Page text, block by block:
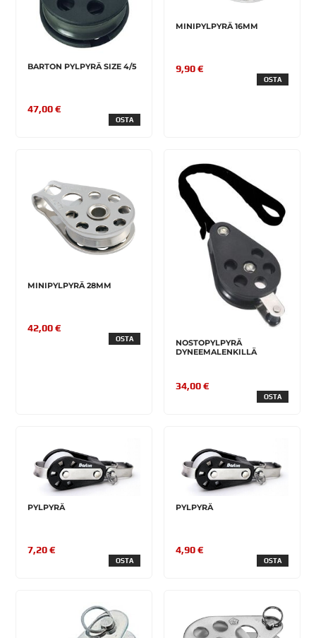
BARTON PYLPYRÄ SIZE 4/5
47,00 €
OSTA
MINIPYLPYRÄ 16MM
9,90 €
OSTA
MINIPYLPYRÄ 28MM
42,00 €
OSTA
NOSTOPYLPYRÄ
DYNEEMALENKILLÄ
34,00 €
OSTA
PYLPYRÄ
7,20 €
OSTA
PYLPYRÄ
4,90 €
OSTA